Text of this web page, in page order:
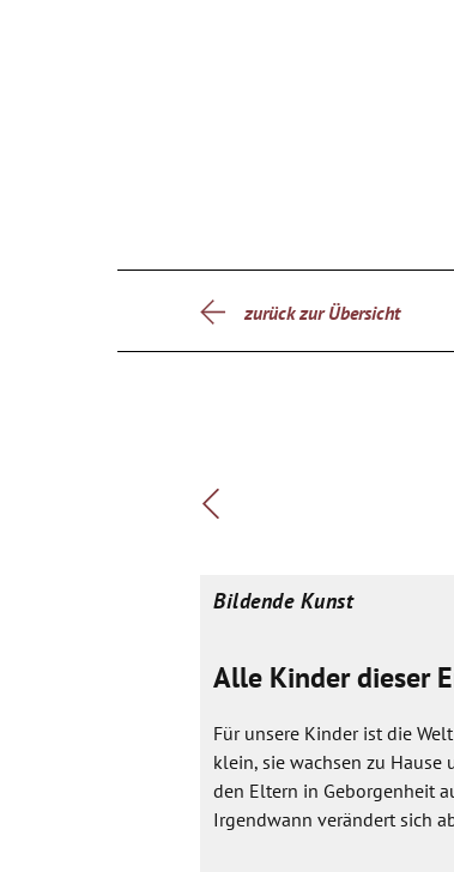
zurück zur Übersicht
Bildende Kunst
Alle Kinder dieser
Für unsere Kinder ist die
klein, sie wachsen zu Hause
den Eltern in Geborgenheit
Irgendwann verändert sich